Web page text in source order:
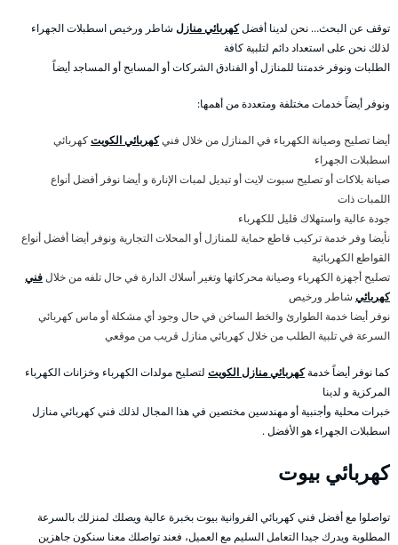
توقف عن البحث… نحن لدينا أفضلكهربائي منازل شاطر ورخيص اسطبلات الجهراء
لذلك نحن على استعداد دائم لتلبية كافة
الطلبات ونوفر خدمتنا للمنازل أو الفنادق الشركات أو المسابح أو المساجد أيضاً
ونوفر أيضاً خدمات مختلفة ومتعددة من أهمها:
أيضا تصليح وصيانة الكهرباء في المنازل من خلال فنيكهربائي الكويتكهربائي
اسطبلات الجهراء
صيانة بلاكات أو تصليح سبوت لايت أو تبديل لمبات الإنارة و أيضا نوفر أفضل أنواع
اللمبات ذات
جودة عالية واستهلاك قليل للكهرباء
نأيضا وفر خدمة تركيب قاطع حماية للمنازل أو المحلات التجارية ونوفر أيضا أفضل أنواع
القواطع الكهربائية
تصليح أجهزة الكهرباء وصيانة محركاتها وتغير أسلاك الدارة في حال تلفه من خلالفني
كهربائي شاطر ورخيص
نوفر أيضا خدمة الطوارئ والخط الساخن في حال وجود أي مشكلة أو ماس كهربائي
السرعة في تلبية الطلب من خلال كهربائي منازل قريب من موقعي
كما نوفر أيضاً خدمةكهربائي منازل الكويت لتصليح مولدات الكهرباء وخزانات الكهرباء
المركزية و لدينا
خبرات محلية وأجنبية أو مهندسين مختصين في هذا المجال لذلك فني كهربائي منازل
اسطبلات الجهراء هو الأفضل .
كهربائي بيوت
تواصلوا مع أفضل فني كهربائي الفروانية بيوت بخبرة عالية ويصلك لمنزلك بالسرعة
المطلوبة ويدرك جيدا التعامل السليم مع العميل، فعند تواصلك معنا سنكون جاهزين